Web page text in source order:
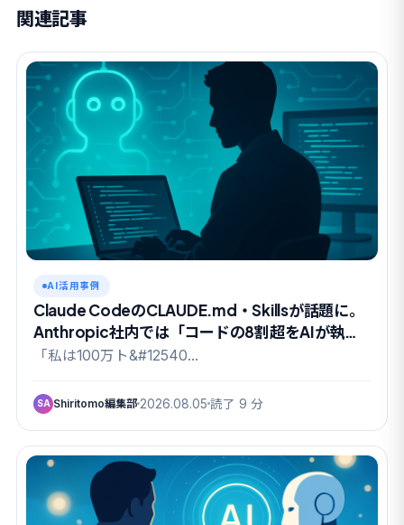
関連記事
AI活用事例
Claude CodeのCLAUDE.md・Skillsが話題に。
Anthropic社内では「コードの8割超をAIが執
筆」の実態も
「私は100万ト&#12540…
SA Shiritomo編集部 2026.08.05 読了 9 分